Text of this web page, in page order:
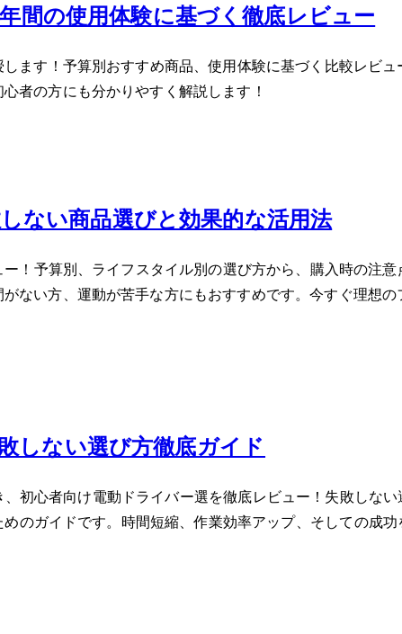
間の使用体験に基づく徹底レビュー
ます！予算別おすすめ商品、使用体験に基づく比較レビ
者の方にも分かりやすく解説します！
ない商品選びと効果的な活用法
！予算別、ライフスタイル別の選び方から、購入時の注
ない方、運動が苦手な方にもおすすめです。今すぐ理想
敗しない選び方徹底ガイド
、初心者向け電動ドライバー5選を徹底レビュー！失敗しな
のガイドです。時間短縮、作業効率アップ、そしてDIYの成